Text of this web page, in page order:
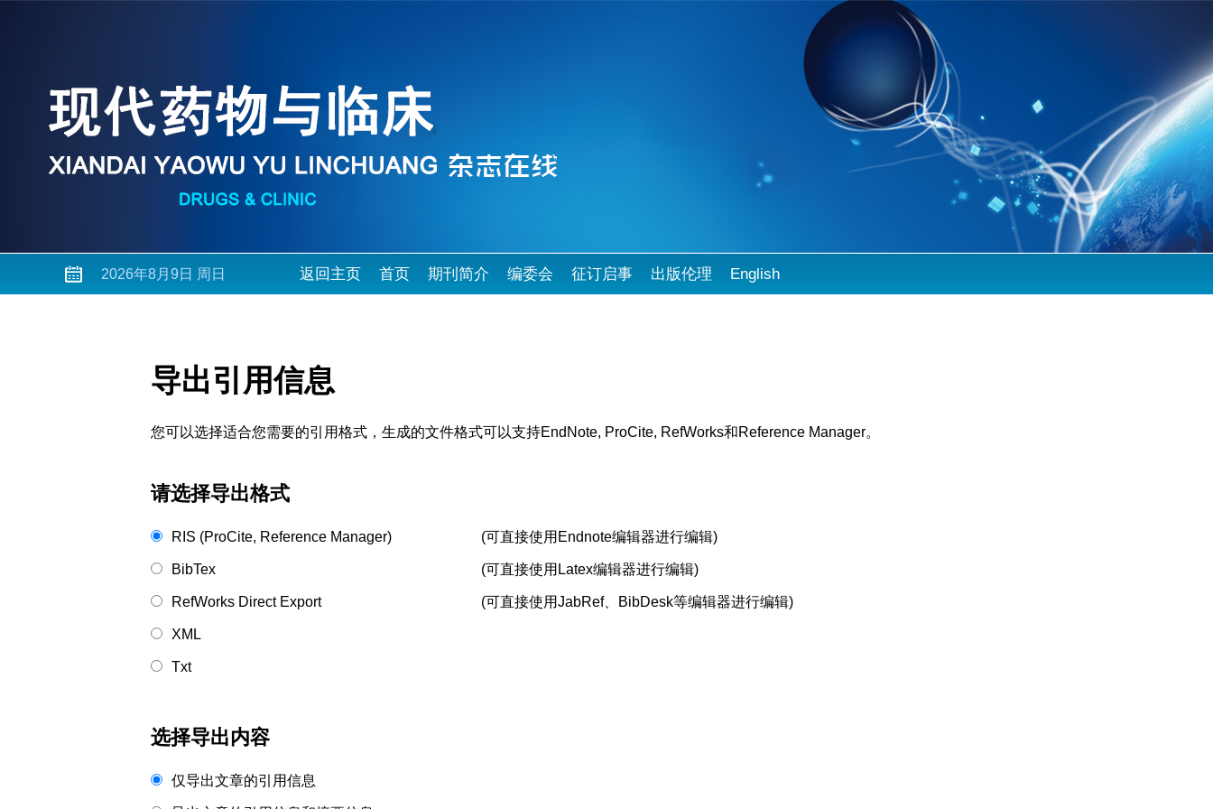
2026年8月9日 周日 返回主页 首页 期刊简介 编委会 征订启事 出版伦理 English
导出引用信息
您可以选择适合您需要的引用格式，生成的文件格式可以支持EndNote, ProCite, RefWorks和Reference Manager。
请选择导出格式
RIS (ProCite, Reference Manager) (可直接使用Endnote编辑器进行编辑)
BibTex (可直接使用Latex编辑器进行编辑)
RefWorks Direct Export (可直接使用JabRef、BibDesk等编辑器进行编辑)
XML
Txt
选择导出内容
仅导出文章的引用信息